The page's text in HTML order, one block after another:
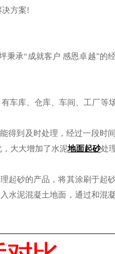
决方案!
秉承“成就客户 感恩卓越”的
车库、仓库、车间、工厂等
得到及时处理，经过一段时
大大增加了水泥地面起砂处
起砂的产品，将其涂刷于起
水泥混凝土地面，通过和混